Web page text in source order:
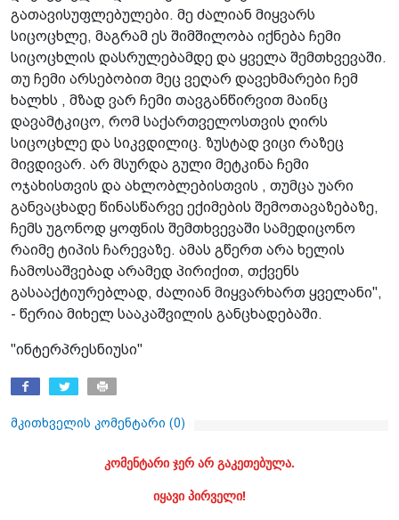
გათავისუფლებულები. მე ძალიან მიყვარს
სიცოცხლე, მაგრამ ეს შიმშილობა იქნება ჩემი
სიცოცხლის დასრულებამდე და ყველა შემთხვევაში.
თუ ჩემი არსებობით მეც ვეღარ დავეხმარები ჩემ
ხალხს , მზად ვარ ჩემი თავგანწირვით მაინც
დავამტკიცო, რომ საქართველოსთვის ღირს
სიცოცხლე და სიკვდილიც. ზუსტად ვიცი რაზეც
მივდივარ. არ მსურდა გული მეტკინა ჩემი
ოჯახისთვის და ახლობლებისთვის , თუმცა უარი
განვაცხადე წინასწარვე ექიმების შემოთავაზებაზე,
ჩემს უგონოდ ყოფნის შემთხვევაში სამედიცონო
რაიმე ტიპის ჩარევაზე. ამას გწერთ არა ხელის
ჩამოსაშვებად არამედ პირიქით, თქვენს
გასააქტიურებლად, ძალიან მიყვარხართ ყველანი",
- წერია მიხელ სააკაშვილის განცხადებაში.
"ინტერპრესნიუსი"
მკითხველის კომენტარი (0)
კომენტარი ჯერ არ გაკეთებულა.
იყავი პირველი!